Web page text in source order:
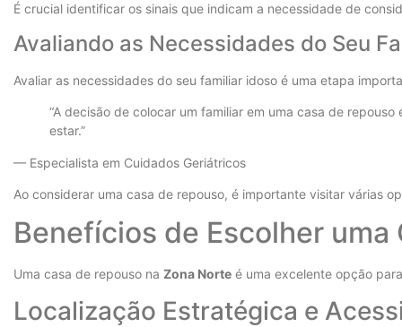
É crucial identificar os sinais que indicam a necessidade de
Avaliando as Necessidades do Seu
Avaliar as necessidades do seu familiar idoso é uma etapa
“A decisão de colocar um familiar em uma casa de
estar.”
— Especialista em Cuidados Geriátricos
Ao considerar uma casa de repouso, é importante visitar várias
Benefícios de Escolher
Uma casa de repouso na Zona Norte é uma excelente opção
Localização Estratégica e